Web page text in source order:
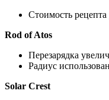
Стоимость
Rod of Atos
Перезарядка
Радиус
Solar Crest